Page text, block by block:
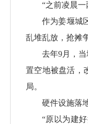
“之前凌晨
作为姜堰城
乱堆乱放，抢摊
去年9月，
置空地被盘活，
局。
硬件设施落
“原以为建